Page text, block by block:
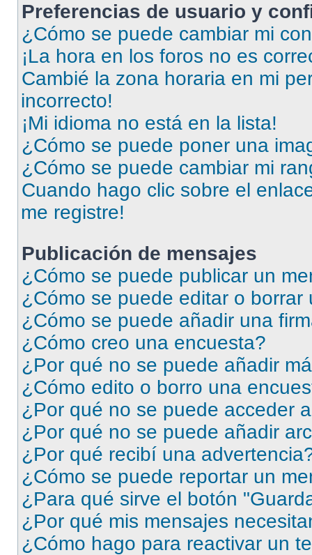
Preferencias de usuario y
¿Cómo se puede cambiar mi
¡La hora en los foros no es
Cambié la zona horaria en mi
incorrecto!
¡Mi idioma no está en la lista!
¿Cómo se puede poner una
¿Cómo se puede cambiar mi
Cuando hago clic sobre el
me registre!
Publicación de mensajes
¿Cómo se puede publicar un
¿Cómo se puede editar o borrar
¿Cómo se puede añadir una
¿Cómo creo una encuesta?
¿Por qué no se puede añadir
¿Cómo edito o borro una
¿Por qué no se puede acceder
¿Por qué no se puede añadir
¿Por qué recibí una
¿Cómo se puede reportar un
¿Para qué sirve el botón
¿Por qué mis mensajes
¿Cómo hago para reactivar un